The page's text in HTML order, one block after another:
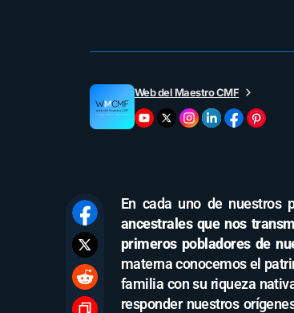
Web del Maestro CMF
En cada uno de nuestros
ancestrales que nos
primeros pobladores de
materna conocemos el
familia con su riqueza
responder nuestros